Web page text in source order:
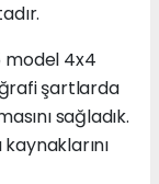
model 4x4
şartlarda
sağladık.